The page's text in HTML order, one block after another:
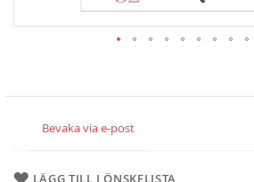
the
gallery
Bevaka via e-post
LÄGG TILL I ÖNSKELISTA